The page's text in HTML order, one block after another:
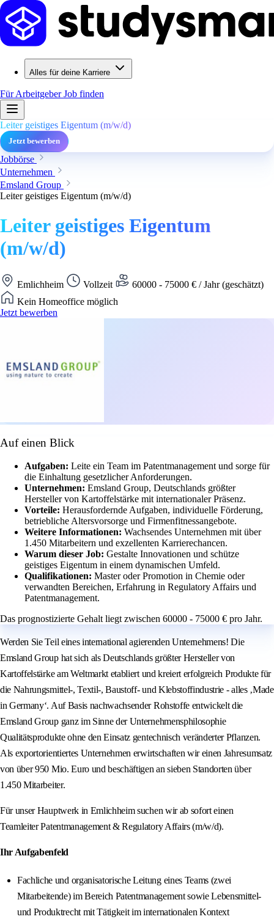
Alles für deine Karriere
Für ArbeitgeberJob finden
Leiter geistiges Eigentum (m/w/d)
Jetzt bewerben
Jobbörse
Unternehmen
Emsland Group
Leiter geistiges Eigentum (m/w/d)
Leiter geistiges Eigentum
(m/w/d)
Emlichheim Vollzeit
60000 - 75000 € / Jahr (geschätzt)
Kein Homeoffice möglich
Jetzt bewerben
Auf einen Blick
Aufgaben: Leite ein Team im Patentmanagement und sorge für
die Einhaltung gesetzlicher Anforderungen.
Unternehmen: Emsland Group, Deutschlands größter
Hersteller von Kartoffelstärke mit internationaler Präsenz.
Vorteile: Herausfordernde Aufgaben, individuelle Förderung,
betriebliche Altersvorsorge und Firmenfitnessangebote.
Weitere Informationen: Wachsendes Unternehmen mit über
1.450 Mitarbeitern und exzellenten Karrierechancen.
Warum dieser Job: Gestalte Innovationen und schütze
geistiges Eigentum in einem dynamischen Umfeld.
Qualifikationen: Master oder Promotion in Chemie oder
verwandten Bereichen, Erfahrung in Regulatory Affairs und
Patentmanagement.
Das prognostizierte Gehalt liegt zwischen 60000 - 75000 € pro Jahr.
Werden Sie Teil eines international agierenden Unternehmens! Die
Emsland Group hat sich als Deutschlands größter Hersteller von
Kartoffelstärke am Weltmarkt etabliert und kreiert erfolgreich Produkte für
die Nahrungsmittel-, Textil-, Baustoff- und Klebstoffindustrie - alles ‚Made
in Germany‘. Auf Basis nachwachsender Rohstoffe entwickelt die
Emsland Group ganz im Sinne der Unternehmensphilosophie
Qualitätsprodukte ohne den Einsatz gentechnisch veränderter Pflanzen.
Als exportorientiertes Unternehmen erwirtschaften wir einen Jahresumsatz
von über 950 Mio. Euro und beschäftigen an sieben Standorten über
1.450 Mitarbeiter.
Für unser Hauptwerk in Emlichheim suchen wir ab sofort einen
Teamleiter Patentmanagement & Regulatory Affairs (m/w/d).
Ihr Aufgabenfeld
Fachliche und organisatorische Leitung eines Teams (zwei
Mitarbeitende) im Bereich Patentmanagement sowie Lebensmittel-
und Produktrecht mit Tätigkeit im internationalen Kontext